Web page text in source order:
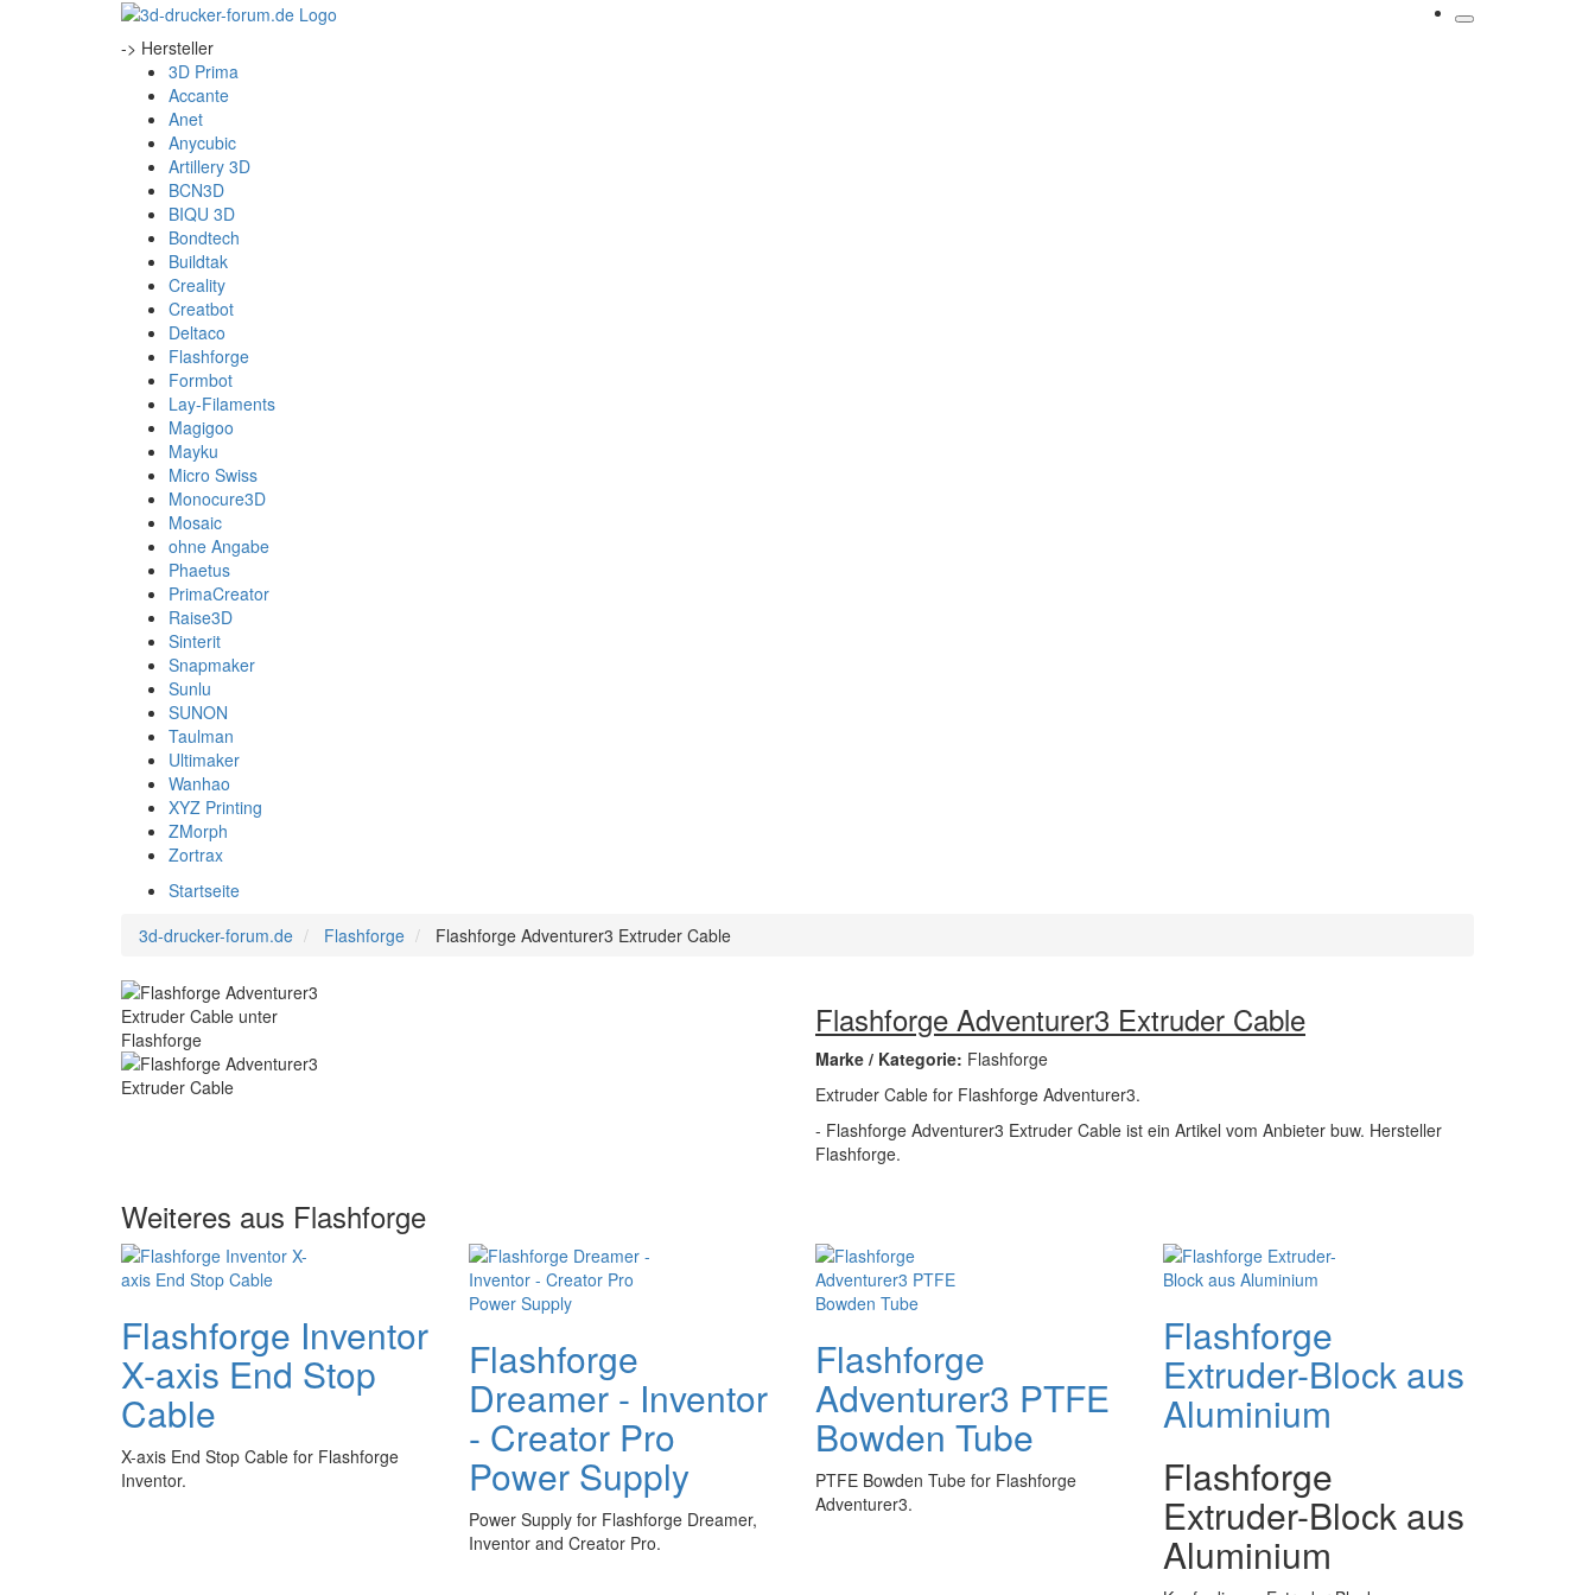
-> Hersteller
3D Prima
Accante
Anet
Anycubic
Artillery 3D
BCN3D
BIQU 3D
Bondtech
Buildtak
Creality
Creatbot
Deltaco
Flashforge
Formbot
Lay-Filaments
Magigoo
Mayku
Micro Swiss
Monocure3D
Mosaic
ohne Angabe
Phaetus
PrimaCreator
Raise3D
Sinterit
Snapmaker
Sunlu
SUNON
Taulman
Ultimaker
Wanhao
XYZ Printing
ZMorph
Zortrax
Startseite
3d-drucker-forum.de
Flashforge Flashforge Adventurer3 Extruder Cable
Flashforge Adventurer3 Extruder Cable
Marke / Kategorie: Flashforge
Extruder Cable for Flashforge Adventurer3.
- Flashforge Adventurer3 Extruder Cable ist ein Artikel vom Anbieter buw. Hersteller
Flashforge.
Weiteres aus Flashforge
Flashforge Inventor
X-axis End Stop
Cable
X-axis End Stop Cable for Flashforge
Inventor.
Flashforge
Dreamer - Inventor
- Creator Pro
Power Supply
Power Supply for Flashforge Dreamer,
Inventor and Creator Pro.
Flashforge
Adventurer3 PTFE
Bowden Tube
PTFE Bowden Tube for Flashforge
Adventurer3.
Flashforge
Extruder-Block aus
Aluminium
Flashforge
Extruder-Block aus
Aluminium